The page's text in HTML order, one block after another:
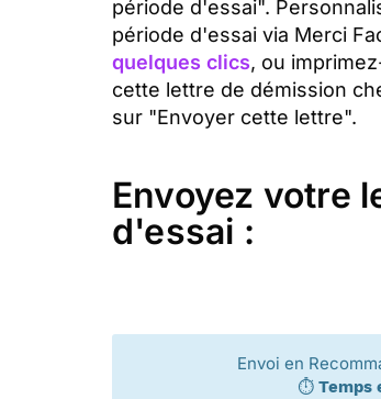
période d'essai".
période d'essai via Merci
quelques clics, ou
cette lettre de démission
sur "Envoyer cette lettre".
Envoyez votre
d'essai :
Envoi en
⏱️ Temps